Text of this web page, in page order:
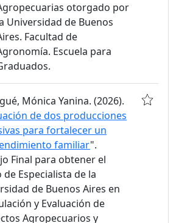
otorgado por
Universidad de Buenos
Facultad de
Escuela para
Mónica Yanina. (2026).
de dos producciones
para fortalecer un
familiar".
Final para obtener el
de Especialista de la
de Buenos Aires en
y Evaluación de
Agropecuarios y